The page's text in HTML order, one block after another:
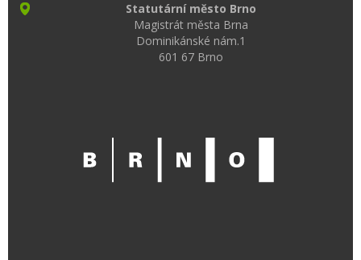
Statutární město Brno
Magistrát města Brna
Dominikánské nám.1
601 67 Brno